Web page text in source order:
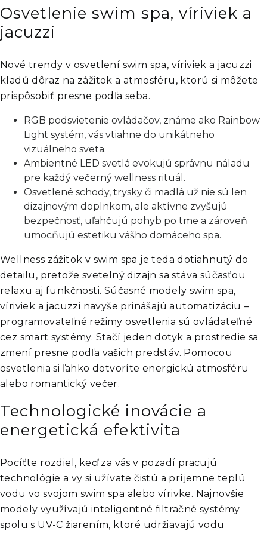
Osvetlenie swim spa, víriviek a
jacuzzi
Nové trendy v osvetlení swim spa, víriviek a jacuzzi
kladú dôraz na zážitok a atmosféru, ktorú si môžete
prispôsobiť presne podľa seba.
RGB podsvietenie ovládačov, známe ako Rainbow
Light systém, vás vtiahne do unikátneho
vizuálneho sveta.
Ambientné LED svetlá evokujú správnu náladu
pre každý večerný wellness rituál.
Osvetlené schody, trysky či madlá už nie sú len
dizajnovým doplnkom, ale aktívne zvyšujú
bezpečnosť, uľahčujú pohyb po tme a zároveň
umocňujú estetiku vášho domáceho spa.
Wellness zážitok v swim spa je teda dotiahnutý do
detailu, pretože svetelný dizajn sa stáva súčasťou
relaxu aj funkčnosti. Súčasné modely swim spa,
víriviek a jacuzzi navyše prinášajú automatizáciu –
programovateľné režimy osvetlenia sú ovládateľné
cez smart systémy. Stačí jeden dotyk a prostredie sa
zmení presne podľa vašich predstáv. Pomocou
osvetlenia si ľahko dotvoríte energickú atmosféru
alebo romantický večer.
Technologické inovácie a
energetická efektivita
Pocíťte rozdiel, keď za vás v pozadí pracujú
technológie a vy si užívate čistú a príjemne teplú
vodu vo svojom swim spa alebo vírivke. Najnovšie
modely využívajú inteligentné filtračné systémy
spolu s UV-C žiarením, ktoré udržiavajú vodu